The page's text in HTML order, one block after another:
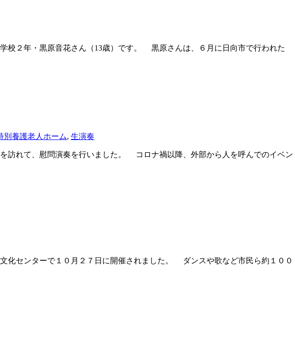
２年・黒原音花さん（13歳）です。 黒原さんは、６月に日向市で行われた
別養護老人ホーム, 生演奏
訪れて、慰問演奏を行いました。 コロナ禍以降、外部から人を呼んでのイベン
化センターで１０月２７日に開催されました。 ダンスや歌など市民ら約１００